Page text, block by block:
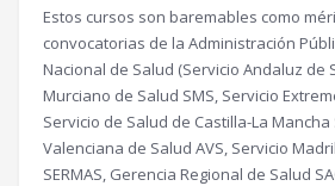
Estos cursos son baremables como
convocatorias de la Administración
Nacional de Salud (Servicio Andaluz de
Murciano de Salud SMS, Servicio
Servicio de Salud de Castilla-La Mancha
Valenciana de Salud AVS, Servicio
SERMAS, Gerencia Regional de Salud